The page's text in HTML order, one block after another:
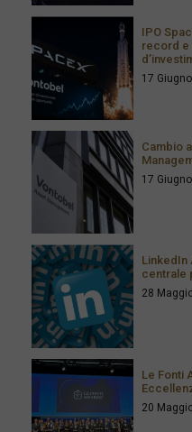
IPO
record e
17
Cambio
17
LinkedIn
centrale
28
Le Fonti
20